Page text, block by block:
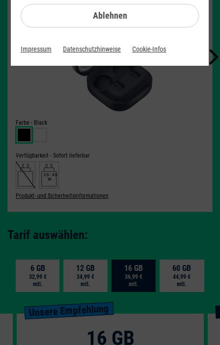
für nur 5,00 €/Monat auf Wunsch dazu (UVP 179 €)
Farbe - Black
Verfügbarkeit - Sofort lieferbar
2.5 - 4.5
W
Produkt- und Sicherheitsinformationen
Tarif auswählen:
6 GB
32,99 €
mtl.
12 GB
34,99 €
mtl.
16 GB
36,99 €
mtl.
60 GB
44,99 €
mtl.
Unsere Empfehlung
16 GB
Ablehnen
Impressum Datenschutzhinweise Cookie-Infos